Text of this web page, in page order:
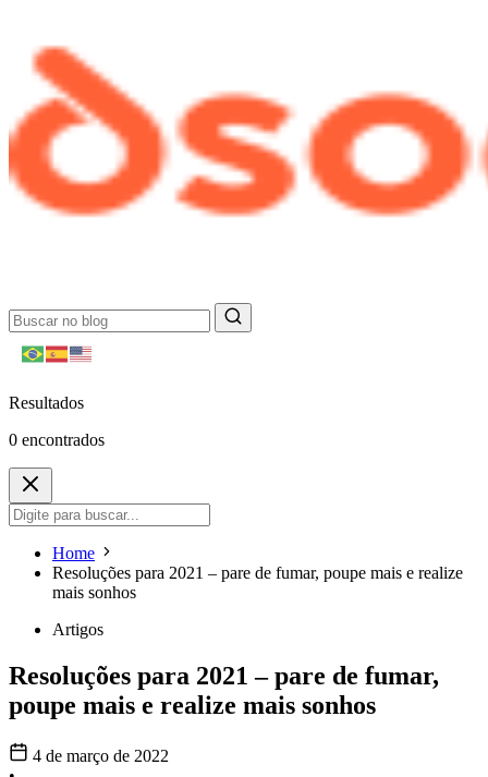
Resultados
0 encontrados
Home
Resoluções para 2021 – pare de fumar, poupe mais e realize
mais sonhos
Artigos
Resoluções para 2021 – pare de fumar,
poupe mais e realize mais sonhos
4 de março de 2022